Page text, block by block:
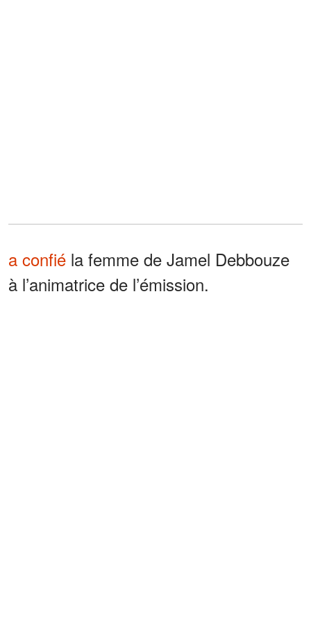
a confié la femme de Jamel Debbouze
à l’animatrice de l’émission.